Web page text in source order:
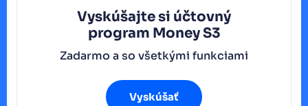
Vyskúšajte si účtovný
program Money S3
Zadarmo a so všetkými funkciami
Vyskúšať